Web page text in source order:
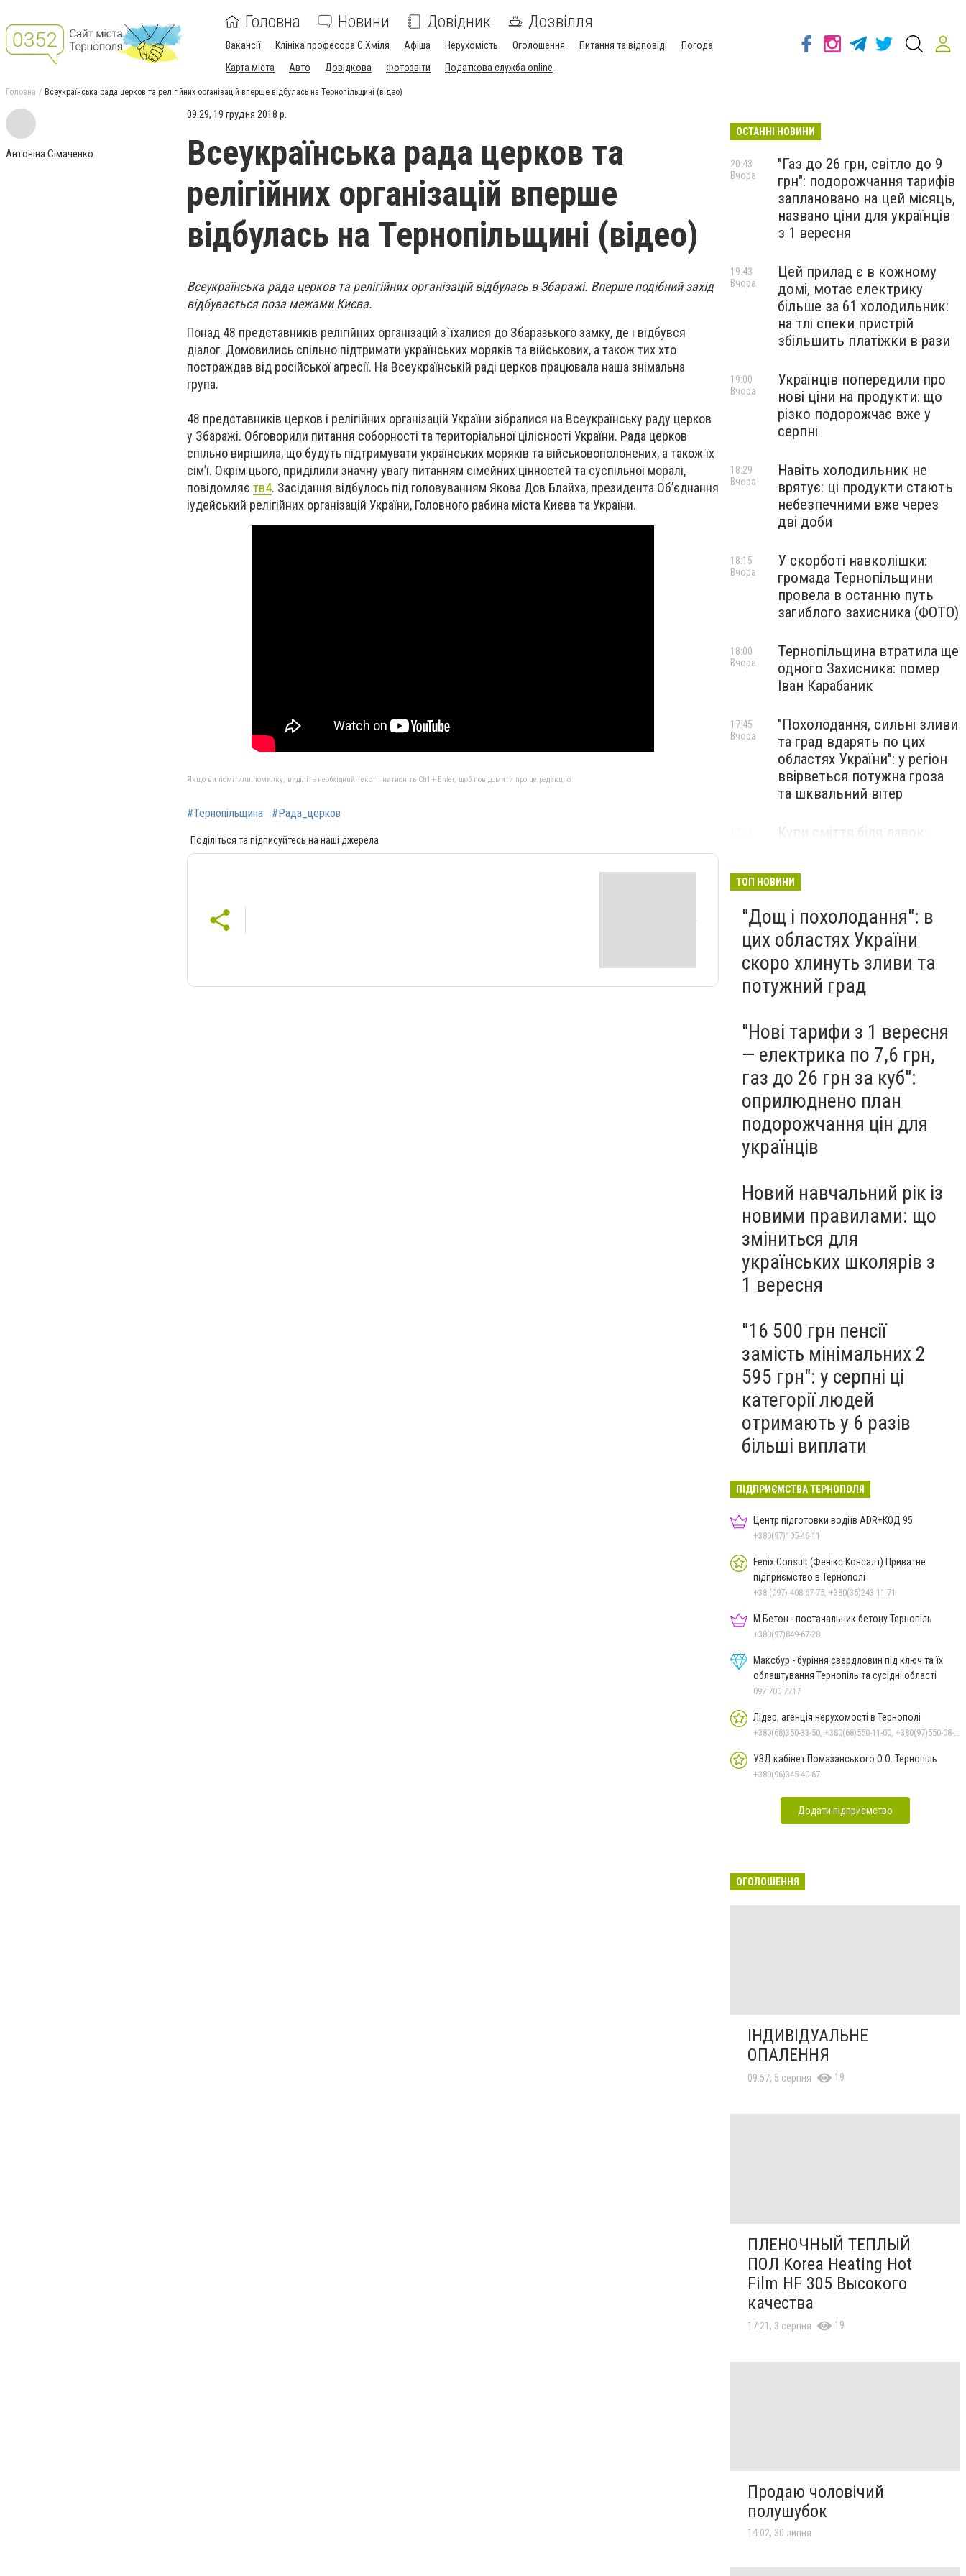
Головна Новини Довідник Дозвілля
Вакансії Клініка професора С.Хміля Афіша Нерухомість Оголошення Питання та відповіді
Погода
Карта міста
Авто Довідкова Фотозвіти Податкова служба online
Головна Всеукраїнська рада церков та релігійних організацій вперше відбулась на Тернопільщині (відео)
Антоніна Сімаченко
09:29, 19 грудня 2018 р.
Всеукраїнська рада церков та
релігійних організацій вперше
відбулась на Тернопільщині (відео)
Всеукраїнська рада церков та релігійних організацій відбулась в Збаражі. Вперше подібний захід
відбувається поза межами Києва.
Понад 48 представників релігійних організацій з`їхалися до Збаразького замку, де і відбувся
діалог. Домовились спільно підтримати українських моряків та військових, а також тих хто
постраждав від російської агресії. На Всеукраїнській раді церков працювала наша знімальна
група.
48 представників церков і релігійних організацій України зібралися на Всеукраїнську раду церков
у Збаражі. Обговорили питання соборності та територіальної цілісності України. Рада церков
спільно вирішила, що будуть підтримувати українських моряків та військовополонених, а також їх
сім’ї. Окрім цього, приділили значну увагу питанням сімейних цінностей та суспільної моралі,
повідомляє тв4. Засідання відбулось під головуванням Якова Дов Блайха, президента Об’єднання
іудейський релігійних організацій України, Головного рабина міста Києва та України.
Якщо ви помітили помилку, виділіть необхідний текст і натисніть Ctrl + Enter, щоб повідомити про це редакцію
#Тернопільщина #Рада_церков
Поділіться та підписуйтесь на наші джерела
ОСТАННІ НОВИНИ
"Газ до 26 грн, світло до 9
грн": подорожчання тарифів
заплановано на цей місяць,
названо ціни для українців
з 1 вересня
20:43
Вчора
Цей прилад є в кожному
домі, мотає електрику
більше за 61 холодильник:
на тлі спеки пристрій
збільшить платіжки в рази
19:43
Вчора
Українців попередили про
нові ціни на продукти: що
різко подорожчає вже у
серпні
19:00
Вчора
Навіть холодильник не
врятує: ці продукти стають
небезпечними вже через
дві доби
18:29
Вчора
У скорботі навколішки:
громада Тернопільщини
провела в останню путь
загиблого захисника (ФОТО)
18:15
Вчора
Тернопільщина втратила ще
одного Захисника: помер
Іван Карабаник
18:00
Вчора
"Похолодання, сильні зливи
та град вдарять по цих
областях України": у регіон
ввірветься потужна гроза
та шквальний вітер
17:45
Вчора
Купи сміття біля лавок:
побаченого у парку (ВІДЕО)
ТОП НОВИНИ
"Дощ і похолодання": в
цих областях України
скоро хлинуть зливи та
потужний град
"Нові тарифи з 1 вересня
— електрика по 7,6 грн,
газ до 26 грн за куб":
оприлюднено план
подорожчання цін для
українців
Новий навчальний рік із
новими правилами: що
зміниться для
українських школярів з
1 вересня
"16 500 грн пенсії
замість мінімальних 2
595 грн": у серпні ці
категорії людей
отримають у 6 разів
більші виплати
ПІДПРИЄМСТВА ТЕРНОПОЛЯ
Центр підготовки водіїв ADR+КОД 95
+380(97)105-46-11
Fenix Consult (Фенікс Консалт) Приватне
підприємство в Тернополі
+38 (097) 408-67-75, +380(35)243-11-71
М Бетон - постачальник бетону Тернопіль
+380(97)849-67-28
Максбур - буріння свердловин під ключ та їх
облаштування Тернопіль та сусідні області
097 700 7717
Лідер, агенція нерухомості в Тернополі
+380(68)350-33-50, +380(68)550-11-00, +380(97)550-08-42, +380(66)048-42-70
УЗД кабінет Помазанського О.О. Тернопіль
+380(96)345-40-67
Додати підприємство
ОГОЛОШЕННЯ
ІНДИВІДУАЛЬНЕ
ОПАЛЕННЯ
09:57, 5 серпня 19
ПЛЕНОЧНЫЙ ТЕПЛЫЙ
ПОЛ Korea Heating Hot
Film HF 305 Высокого
качества
17:21, 3 серпня 19
Продаю чоловічий
полушубок
14:02, 30 липня